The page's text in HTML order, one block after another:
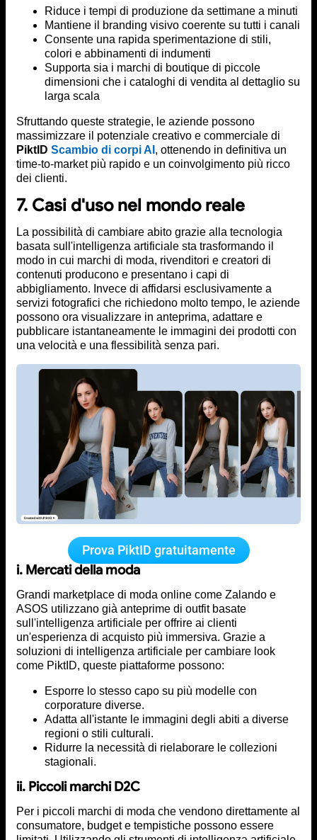
Riduce i tempi di produzione da settimane a minuti
Mantiene il branding visivo coerente su tutti i canali
Consente una rapida sperimentazione di stili,
colori e abbinamenti di indumenti
Supporta sia i marchi di boutique di piccole
dimensioni che i cataloghi di vendita al dettaglio su
larga scala
Sfruttando queste strategie, le aziende possono
massimizzare il potenziale creativo e commerciale di
PiktID Scambio di corpi AI , ottenendo in definitiva un
time-to-market più rapido e un coinvolgimento più ricco
dei clienti.
7. Casi d'uso nel mondo reale
La possibilità di cambiare abito grazie alla tecnologia
basata sull'intelligenza artificiale sta trasformando il
modo in cui marchi di moda, rivenditori e creatori di
contenuti producono e presentano i capi di
abbigliamento. Invece di affidarsi esclusivamente a
servizi fotografici che richiedono molto tempo, le aziende
possono ora visualizzare in anteprima, adattare e
pubblicare istantaneamente le immagini dei prodotti con
una velocità e una flessibilità senza pari.
Prova PiktID gratuitamente
i. Mercati della moda
Grandi marketplace di moda online come Zalando e
ASOS utilizzano già anteprime di outfit basate
sull'intelligenza artificiale per offrire ai clienti
un'esperienza di acquisto più immersiva. Grazie a
soluzioni di intelligenza artificiale per cambiare look
come PiktID, queste piattaforme possono:
Esporre lo stesso capo su più modelle con
corporature diverse.
Adatta all'istante le immagini degli abiti a diverse
regioni o stili culturali.
Ridurre la necessità di rielaborare le collezioni
stagionali.
ii. Piccoli marchi D2C
Per i piccoli marchi di moda che vendono direttamente al
consumatore, budget e tempistiche possono essere